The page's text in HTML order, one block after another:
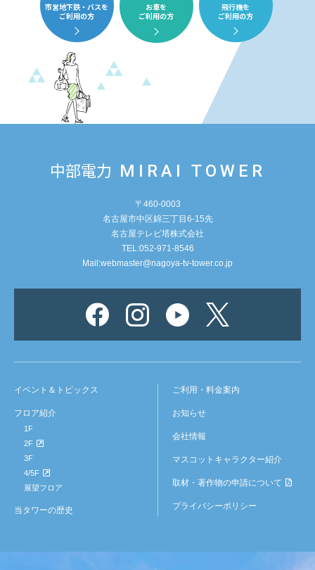
市営地下鉄・バスを
ご利用の方
お車を
ご利用の方
飛行機を
ご利用の方
中部電力 MIRAI TOWER
〒460-0003
名古屋市中区錦三丁目6-15先
名古屋テレビ塔株式会社
TEL:052-971-8546
Mail:webmaster@nagoya-tv-tower.co.jp
イベント＆トピックス
フロア紹介
1F
2F
3F
4/5F
展望フロア
当タワーの歴史
ご利用・料金案内
お知らせ
会社情報
マスコットキャラクター紹介
取材・著作物の申請について
プライバシーポリシー